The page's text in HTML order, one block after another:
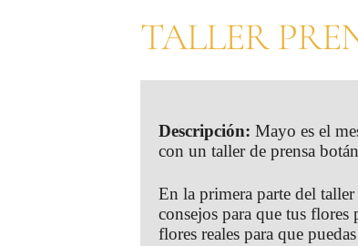
TALLER
Descripción: Mayo es el
con un taller de prensa
En la primera parte del
consejos para que tus flores
flores reales para que